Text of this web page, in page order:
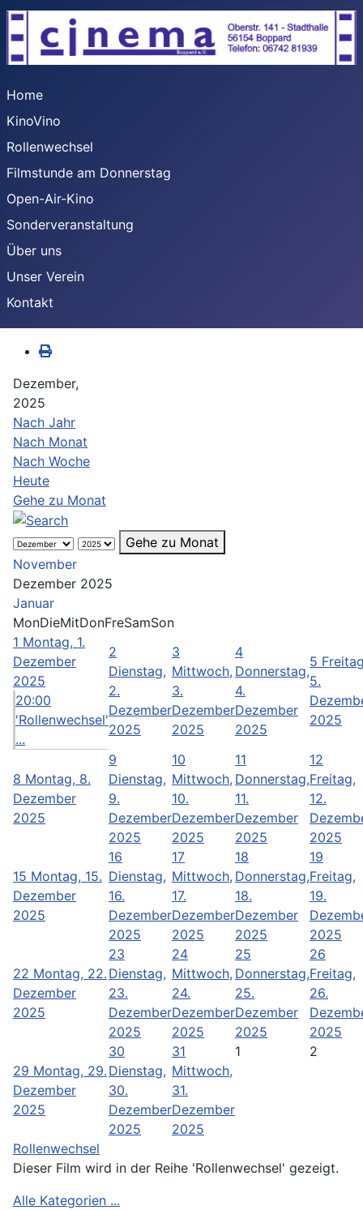
Home
KinoVino
Rollenwechsel
Filmstunde am Donnerstag
Open-Air-Kino
Sonderveranstaltung
Über uns
Unser Verein
Kontakt
Dezember,
2025
Nach Jahr
Nach Monat
Nach Woche
Heute
Gehe zu Monat
Gehe zu Monat
November
Dezember 2025
Januar
MonDieMitDonFreSamSon
1 Montag, 1.
Dezember
2025
20:00
'Rollenwechsel'
...
2
Dienstag,
2.
Dezember
2025
3
Mittwoch,
3.
Dezember
2025
4
Donnerstag,
4.
Dezember
2025
5
5.
2025
8 Montag, 8.
Dezember
2025
9
Dienstag,
9.
Dezember
2025
10
Mittwoch,
10.
Dezember
2025
11
Donnerstag,
11.
Dezember
2025
12
Freitag,
12.
2025
15 Montag, 15.
Dezember
2025
16
Dienstag,
16.
Dezember
2025
17
Mittwoch,
17.
Dezember
2025
18
Donnerstag,
18.
Dezember
2025
19
Freitag,
19.
2025
22 Montag, 22.
Dezember
2025
23
Dienstag,
23.
Dezember
2025
24
Mittwoch,
24.
Dezember
2025
25
Donnerstag,
25.
Dezember
2025
26
Freitag,
26.
2025
29 Montag, 29.
Dezember
2025
30
Dienstag,
30.
Dezember
2025
31
Mittwoch,
31.
Dezember
2025
1 2
Rollenwechsel
Dieser Film wird in der Reihe 'Rollenwechsel' gezeigt.
Alle Kategorien ...